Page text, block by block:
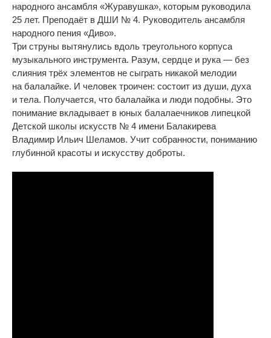
народного ансамбля «Журавушка», которым руководила
25 лет. Преподаёт в ДШИ № 4. Руководитель ансамбля
народного пения «Диво».
Три струны вытянулись вдоль треугольного корпуса
музыкального инструмента. Разум, сердце и рука — без
слияния трёх элементов не сыграть никакой мелодии
на балалайке. И человек троичен: состоит из души, духа
и тела. Получается, что балалайка и люди подобны. Это
понимание вкладывает в юных балалаечников липецкой
Детской школы искусств № 4 имени Балакирева
Владимир Ильич Шеламов. Учит собранности, пониманию
глубинной красоты и искусству доброты.